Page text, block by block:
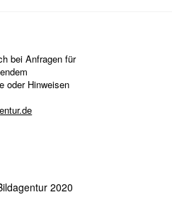
bei Anfragen für
oder Hinweisen
2020